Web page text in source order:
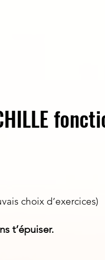
choix d’exercices)
t’épuiser.